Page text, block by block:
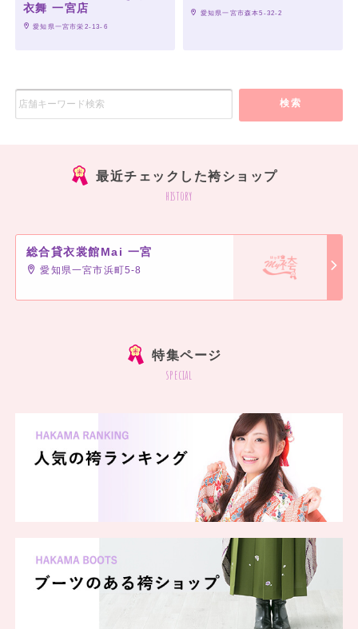
衣舞 一宮店
愛知県一宮市栄2-13-6
愛知県一宮市森本5-32-2
検索
最近チェックした袴ショップ
history
総合貸衣裳館Mai 一宮
愛知県一宮市浜町5-8
特集ページ
special